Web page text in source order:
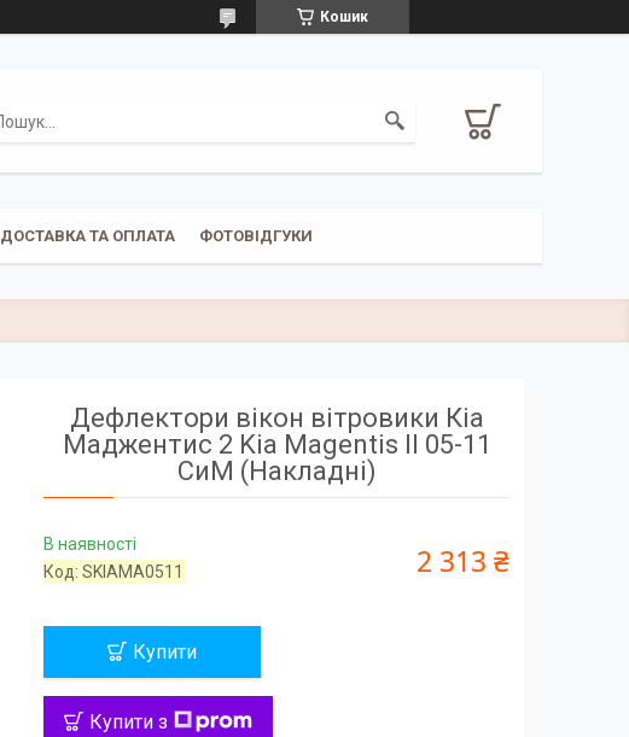
Кошик
ДОСТАВКА ТА ОПЛАТА ФОТОВІДГУКИ
Дефлектори вікон вітровики Кіа
Маджентис 2 Kia Magentis II 05-11
СиМ (Накладні)
В наявності
Код:SKIAMA0511 2 313 ₴
Купити
Купити з